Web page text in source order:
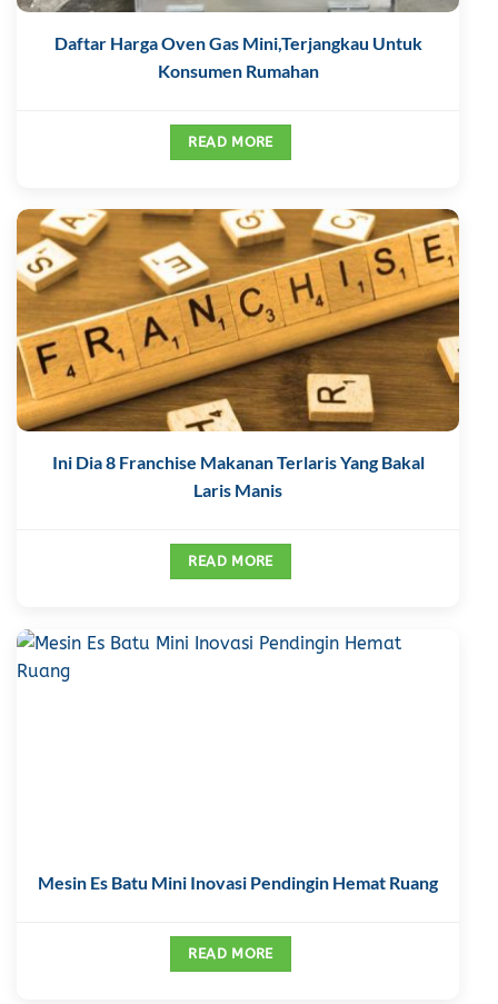
Daftar Harga Oven Gas Mini,Terjangkau Untuk
Konsumen Rumahan
READ MORE
Ini Dia 8 Franchise Makanan Terlaris Yang Bakal
Laris Manis
READ MORE
Mesin Es Batu Mini Inovasi Pendingin Hemat Ruang
READ MORE